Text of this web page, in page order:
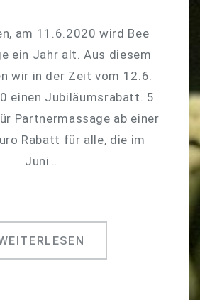
am 11.6.2020 wird Bee
ein Jahr alt. Aus diesem
wir in der Zeit vom 12.6.
einen Jubiläumsrabatt. 5
Partnermassage ab einer
Rabatt für alle, die im
Juni…